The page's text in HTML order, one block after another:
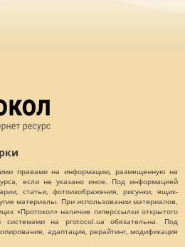
правами на информацию, размещенную на
если не указано иное. Под информацией
статьи, фотоизображения, рисунки, ящик-
материалы. При использовании материалов,
«Протокол» наличие гиперссылки открытого
системами на protocol.ua обязательна. Под
адаптация, рерайтинг, модификация